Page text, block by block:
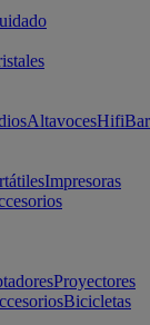
AltavocesHifi
Impresoras
Proyectores
Bicicletas